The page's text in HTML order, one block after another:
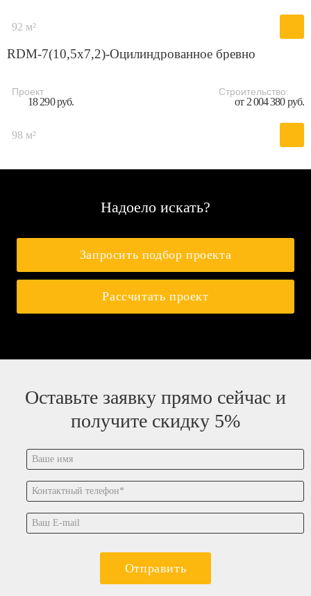
92 м²
RDM-7(10,5x7,2)-Оцилиндрованное бревно
Проект
18 290 руб.
Строительство:
от 2 004 380 руб.
98 м²
Надоело искать?
Запросить подбор проекта
Рассчитать проект
Оставьте заявку прямо сейчас и
получите скидку 5%
Отправить